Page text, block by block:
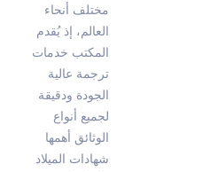
مختلف أنحاء
العالم، إذ يُقدم
المكتب خدمات
ترجمة عالية
الجودة ودقيقة
لجميع أنواع
الوثائق أهمها
شهادات الميلاد